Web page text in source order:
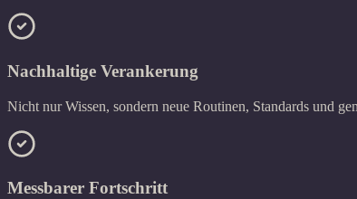
Nachhaltige Verankerung
Nicht nur Wissen, sondern neue Routinen, Standards und
Messbarer Fortschritt